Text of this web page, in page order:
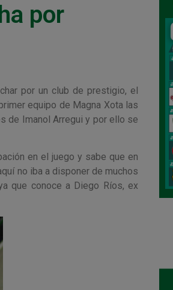
por
por un club de prestigio, el
equipo de Magna Xota las
de Imanol Arregui y por ello se
en el juego y sabe que en
no iba a disponer de muchos
que conoce a Diego Ríos, ex